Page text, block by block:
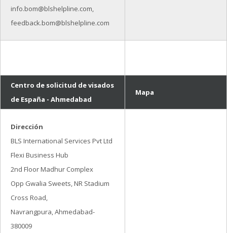
info.bom@blshelpline.com,
feedback.bom@blshelpline.com
Centro de solicitud de visados
de España - Ahmedabad
Mapa
Dirección
BLS International Services Pvt Ltd
Flexi Business Hub
2nd Floor Madhur Complex
Opp Gwalia Sweets, NR Stadium
Cross Road,
Navrangpura, Ahmedabad-
380009